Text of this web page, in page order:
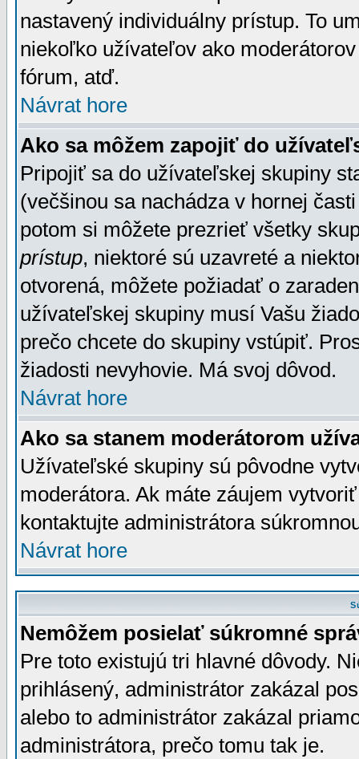
nastavený individuálny prístup. To
niekoľko užívateľov ako
fórum, atď.
Návrat hore
Ako sa môžem zapojiť do
Pripojiť sa do užívateľskej skupiny
(večšinou sa nachádza v hornej
potom si môžete prezrieť všetky
prístup, niektoré sú uzavreté a
otvorená, môžete požiadať o
užívateľskej skupiny musí Vašu
prečo chcete do skupiny vstúpiť.
žiadosti nevyhovie. Má svoj dôvod.
Návrat hore
Ako sa stanem moderátorom
Užívateľské skupiny sú pôvodne
moderátora. Ak máte záujem
kontaktujte administrátora
Návrat hore
Nemôžem posielať súkromné
Pre toto existujú tri hlavné dôvody.
prihlásený, administrátor zakázal
alebo to administrátor zakázal
administrátora, prečo tomu tak je.